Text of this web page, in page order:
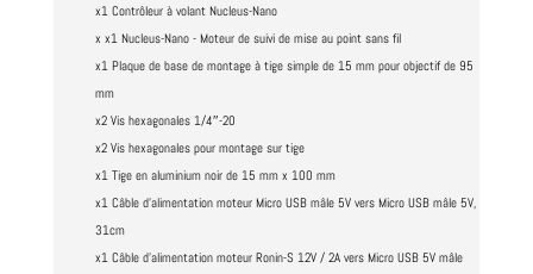
x1 Contrôleur à volant Nucleus-Nano
x x1 Nucleus-Nano - Moteur de suivi de mise au point sans fil
x1 Plaque de base de montage à tige simple de 15 mm pour objectif de 95
mm
x2 Vis hexagonales 1/4″-20
x2 Vis hexagonales pour montage sur tige
x1 Tige en aluminium noir de 15 mm x 100 mm
x1 Câble d'alimentation moteur Micro USB mâle 5V vers Micro USB mâle 5V,
31cm
x1 Câble d'alimentation moteur Ronin-S 12V / 2A vers Micro USB 5V mâle